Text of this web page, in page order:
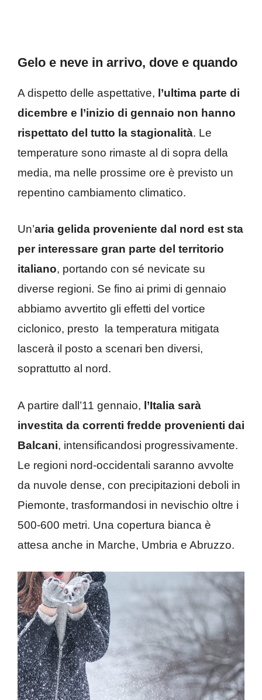
Gelo e neve in arrivo, dove e quando
A dispetto delle aspettative, l’ultima parte di
dicembre e l’inizio di gennaio non hanno
rispettato del tutto la stagionalità. Le
temperature sono rimaste al di sopra della
media, ma nelle prossime ore è previsto un
repentino cambiamento climatico.
Un’aria gelida proveniente dal nord est sta
per interessare gran parte del territorio
italiano, portando con sé nevicate su
diverse regioni. Se fino ai primi di gennaio
abbiamo avvertito gli effetti del vortice
ciclonico, presto la temperatura mitigata
lascerà il posto a scenari ben diversi,
soprattutto al nord.
A partire dall’11 gennaio, l’Italia sarà
investita da correnti fredde provenienti dai
Balcani, intensificandosi progressivamente.
Le regioni nord-occidentali saranno avvolte
da nuvole dense, con precipitazioni deboli in
Piemonte, trasformandosi in nevischio oltre i
500-600 metri. Una copertura bianca è
attesa anche in Marche, Umbria e Abruzzo.